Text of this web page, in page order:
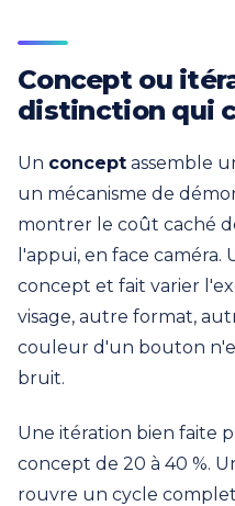
Concept ou
distinction qui
Un concept assemble
un mécanisme de
montrer le coût caché
l'appui, en face caméra.
concept et fait varier
visage, autre format,
couleur d'un bouton
bruit.
Une itération bien faite
concept de 20 à 40 %.
rouvre un cycle